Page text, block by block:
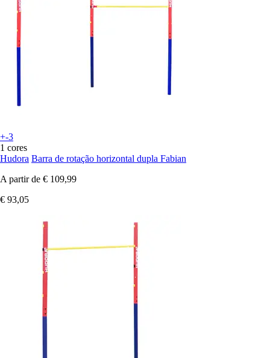
+-3
1 cores
Hudora Barra de rotação horizontal dupla Fabian
A partir de € 109,99
€ 93,05